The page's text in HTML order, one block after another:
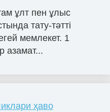
ұлт пен ұлыс
тату-тәтті
мемлекет. 1
азамат...
ҳаво